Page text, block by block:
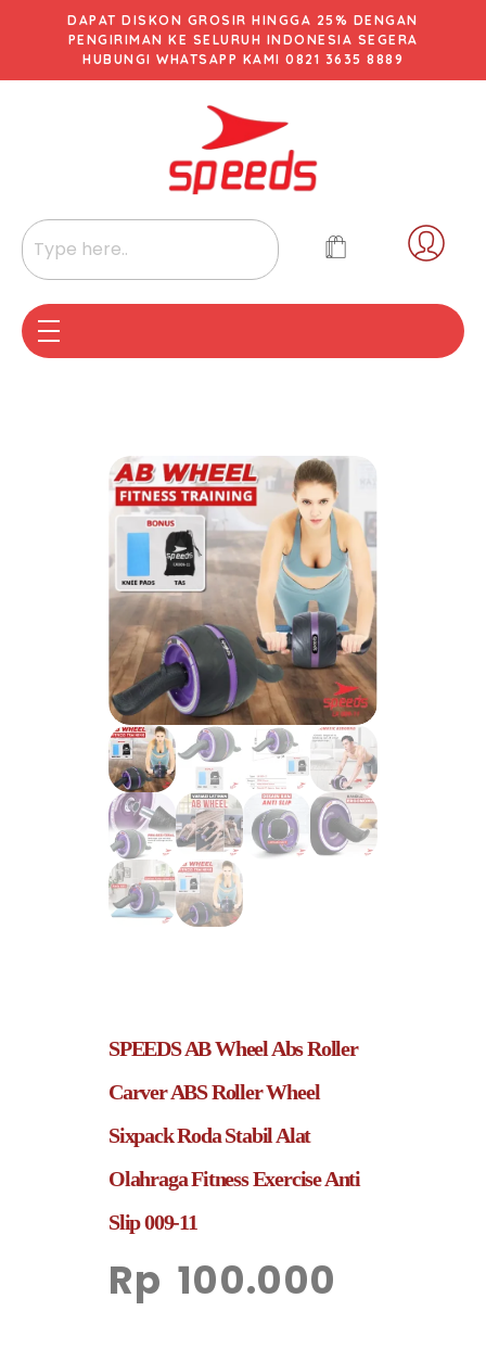
DAPAT DISKON GROSIR HINGGA 25% DENGAN
PENGIRIMAN KE SELURUH INDONESIA SEGERA
HUBUNGI WHATSAPP KAMI 0821 3635 8889
SPEEDS AB Wheel Abs Roller
Carver ABS Roller Wheel
Sixpack Roda Stabil Alat
Olahraga Fitness Exercise Anti
Slip 009-11
Rp 100.000